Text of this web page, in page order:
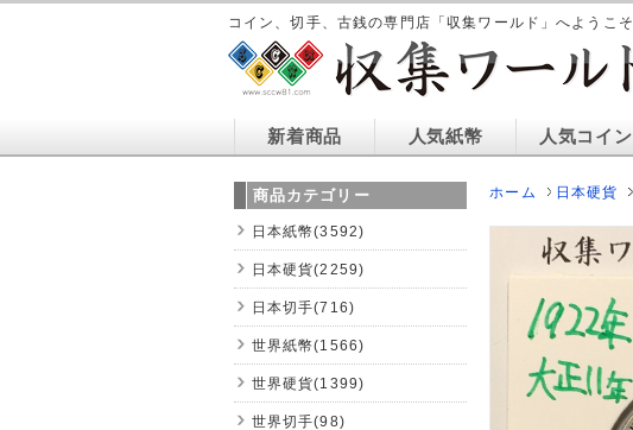
コイン、切手、古銭の専門店「収集ワールド」へようこそ
新着商品 人気紙幣 人気コイン
ホーム 日本硬貨
商品カテゴリー
日本紙幣(3592)
日本硬貨(2259)
日本切手(716)
世界紙幣(1566)
世界硬貨(1399)
世界切手(98)